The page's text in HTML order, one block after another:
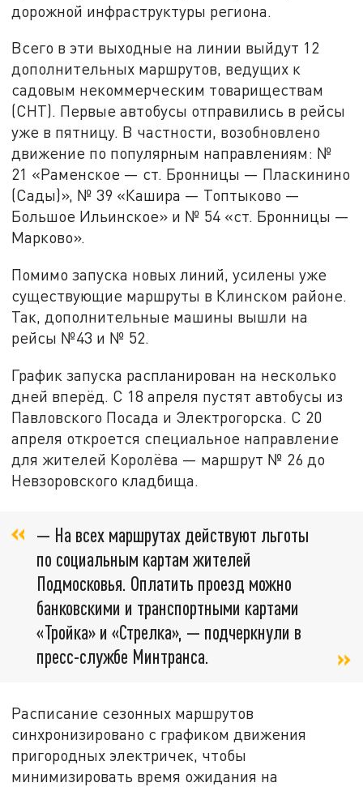
дорожной инфраструктуры региона.
Всего в эти выходные на линии выйдут 12
дополнительных маршрутов, ведущих к
садовым некоммерческим товариществам
(СНТ). Первые автобусы отправились в рейсы
уже в пятницу. В частности, возобновлено
движение по популярным направлениям: №
21 «Раменское — ст. Бронницы — Пласкинино
(Сады)», № 39 «Кашира — Топтыково —
Большое Ильинское» и № 54 «ст. Бронницы —
Марково».
Помимо запуска новых линий, усилены уже
существующие маршруты в Клинском районе.
Так, дополнительные машины вышли на
рейсы №43 и № 52.
График запуска распланирован на несколько
дней вперёд. С 18 апреля пустят автобусы из
Павловского Посада и Электрогорска. С 20
апреля откроется специальное направление
для жителей Королёва — маршрут № 26 до
Невзоровского кладбища.
— На всех маршрутах действуют льготы
по социальным картам жителей
Подмосковья. Оплатить проезд можно
банковскими и транспортными картами
«Тройка» и «Стрелка», — подчеркнули в
пресс-службе Минтранса.
Расписание сезонных маршрутов
синхронизировано с графиком движения
пригородных электричек, чтобы
минимизировать время ожидания на